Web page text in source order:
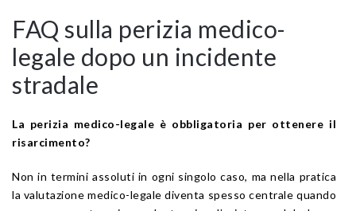
FAQ sulla perizia medico-
legale dopo un incidente
stradale
La perizia medico-legale è obbligatoria per ottenere il
risarcimento?
Non in termini assoluti in ogni singolo caso, ma nella pratica
la valutazione medico-legale diventa spesso centrale quando